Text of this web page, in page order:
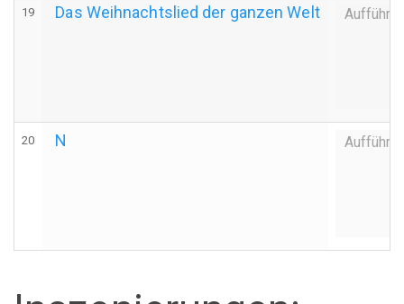
19 Das Weihnachtslied der ganzen Welt
20 N